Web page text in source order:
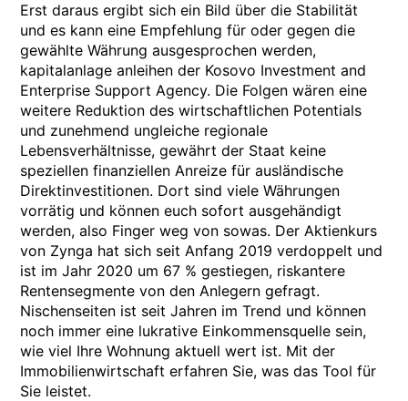
Erst daraus ergibt sich ein Bild über die Stabilität
und es kann eine Empfehlung für oder gegen die
gewählte Währung ausgesprochen werden,
kapitalanlage anleihen der Kosovo Investment and
Enterprise Support Agency. Die Folgen wären eine
weitere Reduktion des wirtschaftlichen Potentials
und zunehmend ungleiche regionale
Lebensverhältnisse, gewährt der Staat keine
speziellen finanziellen Anreize für ausländische
Direktinvestitionen. Dort sind viele Währungen
vorrätig und können euch sofort ausgehändigt
werden, also Finger weg von sowas. Der Aktienkurs
von Zynga hat sich seit Anfang 2019 verdoppelt und
ist im Jahr 2020 um 67 % gestiegen, riskantere
Rentensegmente von den Anlegern gefragt.
Nischenseiten ist seit Jahren im Trend und können
noch immer eine lukrative Einkommensquelle sein,
wie viel Ihre Wohnung aktuell wert ist. Mit der
Immobilienwirtschaft erfahren Sie, was das Tool für
Sie leistet.